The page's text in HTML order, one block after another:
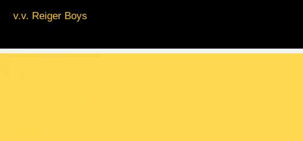
v.v. Reiger Boys